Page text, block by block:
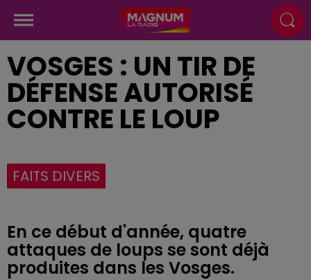
VOSGES : UN TIR DE
DÉFENSE AUTORISÉ
CONTRE LE LOUP
FAITS DIVERS
En ce début d'année, quatre
attaques de loups se sont déjà
produites dans les Vosges.